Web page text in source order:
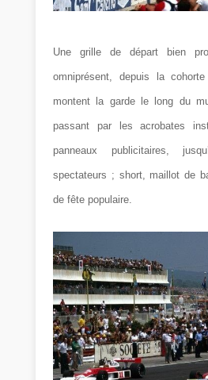
Une grille de départ bien
omniprésent, depuis la
montent la garde le long du
passant par les acrobates
panneaux publicitaires,
spectateurs ; short, maillot de
de fête populaire.